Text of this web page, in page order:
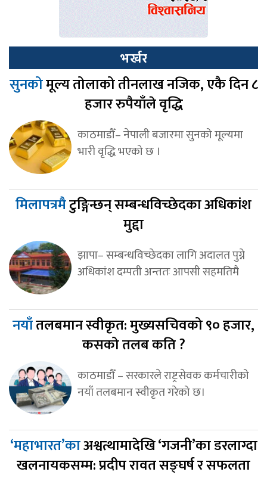
भर्खर
सुनकोमूल्य तोलाको तीनलाख नजिक, एकै दिन ८
हजार रुपैयाँले वृद्धि
काठमाडौँ– नेपाली बजारमा सुनको मूल्यमा
भारी वृद्धि भएको छ ।
मिलापत्रमैटुङ्गिन्छन् सम्बन्धविच्छेदका अधिकांश
मुद्दा
झापा– सम्बन्धविच्छेदका लागि अदालत पुग्ने
अधिकांश दम्पती अन्ततः आपसी सहमतिमै
नयाँतलबमान स्वीकृत: मुख्यसचिवको ९० हजार,
कसको तलब कति ?
काठमाडौँ – सरकारले राष्ट्रसेवक कर्मचारीको
नयाँ तलबमान स्वीकृत गरेको छ।
‘महाभारत’काअश्वत्थामादेखि ‘गजनी’का डरलाग्दा
खलनायकसम्म: प्रदीप रावत सङ्घर्ष र सफलता